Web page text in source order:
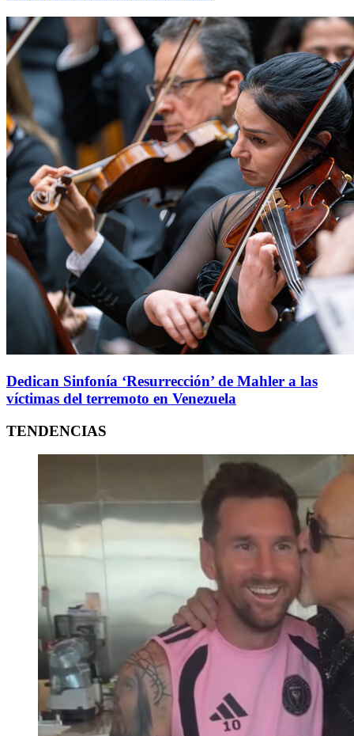
Dedican Sinfonía ‘Resurrección’ de Mahler a las
víctimas del terremoto en Venezuela
TENDENCIAS